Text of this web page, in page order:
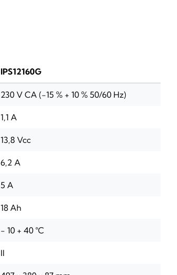
IPS12160G
230 V CA (-15 % + 10 % 50/60 Hz)
1,1 A
13,8 Vcc
6,2 A
5 A
18 Ah
- 10 + 40 °C
II